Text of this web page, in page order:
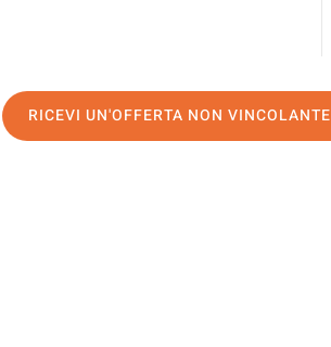
RICEVI UN'OFFERTA NON VINCOLANTE